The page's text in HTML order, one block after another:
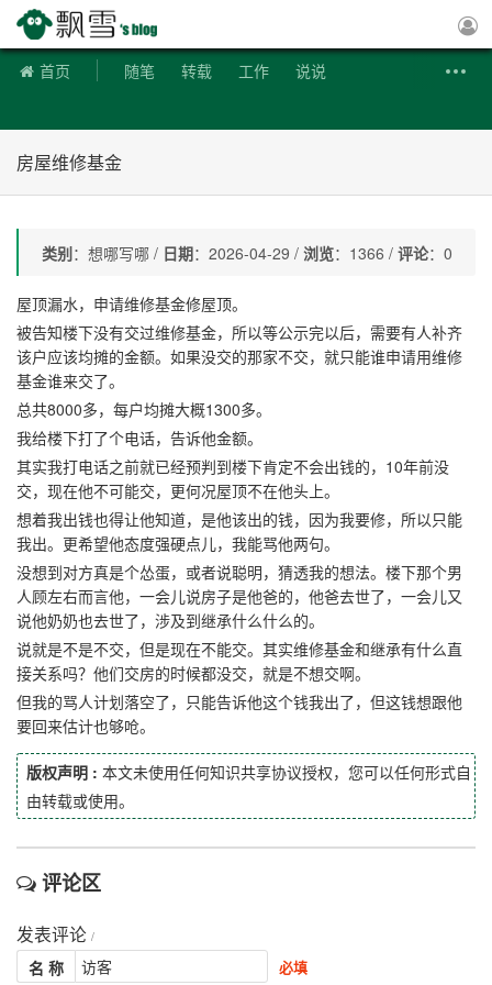
首页 随笔 转载 工作 说说
房屋维修基金
类别：想哪写哪 / 日期：2026-04-29 / 浏览：1366 / 评论：0
屋顶漏水，申请维修基金修屋顶。
被告知楼下没有交过维修基金，所以等公示完以后，需要有人补齐
该户应该均摊的金额。如果没交的那家不交，就只能谁申请用维修
基金谁来交了。
总共8000多，每户均摊大概1300多。
我给楼下打了个电话，告诉他金额。
其实我打电话之前就已经预判到楼下肯定不会出钱的，10年前没
交，现在他不可能交，更何况屋顶不在他头上。
想着我出钱也得让他知道，是他该出的钱，因为我要修，所以只能
我出。更希望他态度强硬点儿，我能骂他两句。
没想到对方真是个怂蛋，或者说聪明，猜透我的想法。 楼下那个男
人顾左右而言他，一会儿说房子是他爸的，他爸去世了，一会儿又
说他奶奶也去世了，涉及到继承什么什么的。
说就是不是不交，但是现在不能交。其实维修基金和继承有什么直
接关系吗？他们交房的时候都没交，就是不想交啊。
但我的骂人计划落空了，只能告诉他这个钱我出了，但这钱想跟他
要回来估计也够呛。
版权声明 : 本文未使用任何知识共享协议授权，您可以任何形式自
由转载或使用。
评论区
发表评论 /
名 称 必填